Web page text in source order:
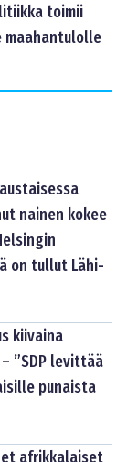
toimii
maahantulolle
nainen kokee
on tullut Lähi-
kiivaina
”SDP levittää
punaista
afrikkalaiset